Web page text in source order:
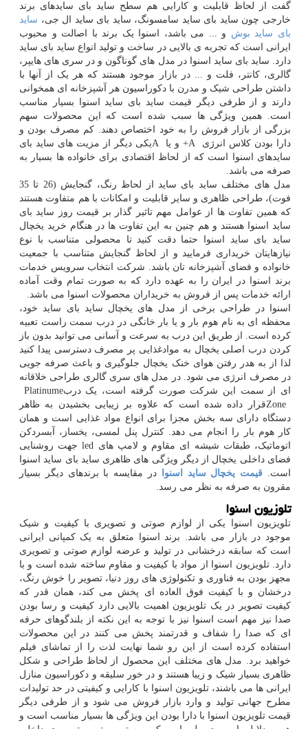
گفت از لحاظ قابلیت و کارایی هم سطح ساید بای سایدهای برند
خارجی چون ساید بای ساید سامسونگ، ساید بای ساید ال جی، ساید
بای ساید بوش و ... می باشد، اسنوا یک برند با اصالت و محبوب
ایرانی است که تجربه ی بالایی در ساخت و تولید انواع ساید بای ساید
دارد. ساید بای ساید اسنوا در مدل های گوناگون و در سری های هایپر،
گالری، کانتر، فلت و ... در بازار موجود هستند که هر یک از آنها با
داشتن طراحی شیک و مدرن با دکوراسیون هر آشپزخانه ای همخوانی
دارند و از طرفی دیگر قیمت ساید بای ساید اسنوا بسیار مناسب
است. همین ویژگی ها سبب شده است که این محصولات سهم
بزرگی از بازار فروش را به خود اختصاص دهند. کم مصرف بودن و
دارا بودن کلاس انرژی +A و یا Aیکی دیگر از مزیت های ساید بای
سایدهای اسنوا است که از لحاظ اقتصادی برای خانواده ها بسیار به
صرفه می باشد.
مدل های مختلف ساید بای ساید از لحاظ رنگ، گنجایش (26 تا 35
فوت)، طراحی ظاهری و سایر قابلیت و امکانات با هم متفاوت هستند
که همین تفاوت ها از عوامل مهم تاثیر گذار بر قیمت روز ساید بای
ساید اسنوا هستند و هم چنین به این تفاوت ها در هنگام خرید یخچال
ساید بای ساید اسنوا حتما دقت کنید تا محصولی متناسب با نوع
نیازهایتان خریداری فرمایید و از لحاظ گنجایش متناسب با جمعیت
خانواده و فضای آشپزخانه تان باشد. شرکت انتخاب سرویس خدمات
برند اسنوا در ایران را به عهده دارد که به صورت تمام وقت آماده
ارائه خدمات پس از فروش به خریداران محصولات اسنوا می باشد.
اسنوا در طراحی برخی از مدل های یخچال ساید بای ساید خود،
محفظه ای به نام هوم بار و یا بار خانگی در درب سمت راست تعبیه
کرده است. از طریق این درب به سرعت و آسانی می توانید بدون باز
کردن درب اصلی یخچال به موادغذایی پر مصرف دسترسی پیدا کنید
لذا از به هدر رفتن هوای خنک یخچال جلوگیری و باعث صرفه جویی
در مصرف انرژی می شود. در مدل های سری گالری طراحی خلاقانه
ای از سمت این شرکت صورت گرفته است، یک دربPlatinume
Zoneقرار داده شده است که علاوه بر زیبایی بخشیدن به ظاهر
دستگاه دارای سه بخش مجزا برای انواع مواد غذایی است و همان
کار هوم بار را انجام می دهد. کنترل پنل لمسی، یخساز، آبسردکن
اتوماتیک، طبقات شیشه ای مقاوم و لامپ های led جهت روشنایی
فضای داخلی یخچال از دیگر ویژگی های ظاهری ساید بای ساید اسنوا
است. قیمت یخچال ساید اسنوا
در مقایسه با برندهای دیگر بسیار
مقرون به صرفه به نظر می رسد.
تلوزیون اسنوا
تلویزیون اسنوا یکی از لوازم صوتی و تصویری با کیفیت و شیک
موجود در بازار می باشد. برند اسنوا متعلق به یک کمپانی ایرانی
است که سابقه درخشانی در تولید و عرضه لوازم صوتی و تصویری
دارد. تلویزیون اسنوا از مواد با کیفیت و مقاوم ساخته شده است و با
مجهز بودن به فناوری و تکنولوژی های روز دنیا، تصویر را خوش رنگ،
درخشان و با کیفیت فوق العاده ای پخش می کند، همان قدر که
کیفیت تصویر در یک تلویزیون اهمیت بالایی دارد کیفیت و رسا بودن
صدا نیز مهم است اسنوا نیز با توجه به این نکته از بلندگوهای حرفه
ای که صدا را شفاف و قدرتمند پخش می کنند در این محصولات
استفاده کرده است از این رو شما نهایت لذت را از تماشای فیلم
خواهید برد. مدل های مختلف این محصول از لحاظ طراحی و شکل
ظاهری بسیار شیک و زیبا هستند و در خور سلیقه و دکوراسیون منازل
ایرانی ها می باشند، تلویزیون اسنوا با کارایی و کیفیتی در حد تولیدات
مطرح جهانی تولید و وارد بازار فروش می شود و از طرفی دیگر
قیمت تلویزیون اسنوا با دارا بودن این ویژگی ها بسیار مناسب است و